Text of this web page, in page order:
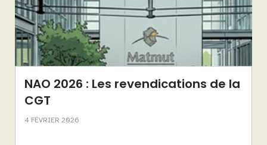
NAO 2026 : Les revendications de la
CGT
4 FÉVRIER 2026